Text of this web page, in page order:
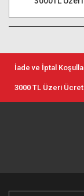
İade ve İptal
3000 TL Üzeri